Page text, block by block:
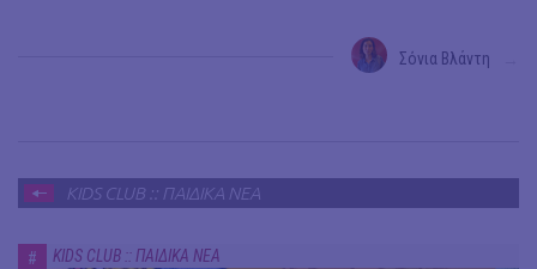
Σόνια Βλάντη
KIDS CLUB :: ΠΑΙΔΙΚΑ ΝΕΑ
# KIDS CLUB :: ΠΑΙΔΙΚΑ ΝΕΑ